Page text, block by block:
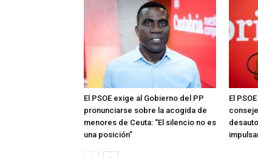
El PSOE exige al Gobierno del PP
pronunciarse sobre la acogida de
menores de Ceuta: “El silencio no es
una posición”
El